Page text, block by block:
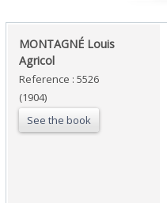
‎MONTAGNÉ Louis
Agricol‎
Reference : 5526
(1904)
See the book